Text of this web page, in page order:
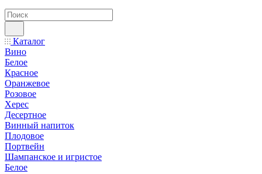
Каталог
Вино
Белое
Красное
Оранжевое
Розовое
Херес
Десертное
Винный напиток
Плодовое
Портвейн
Шампанское и игристое
Белое